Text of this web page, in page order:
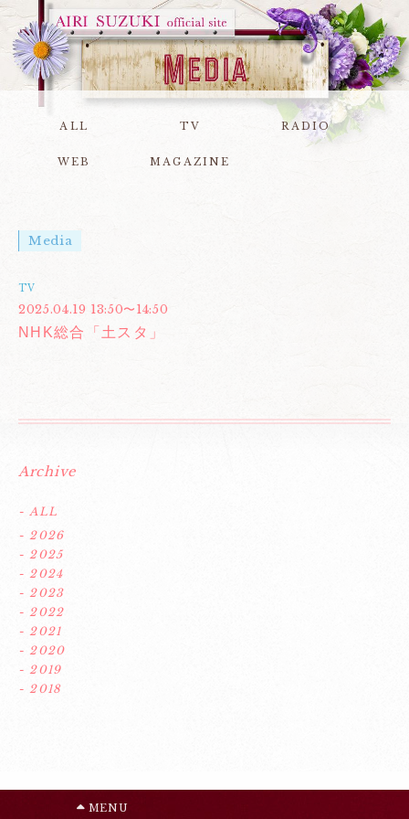
ALL TV RADIO
WEB MAGAZINE
Media
TV
2025.04.19 13:50〜14:50
NHK総合「土スタ」
Archive
- ALL
- 2026
- 2025
- 2024
- 2023
- 2022
- 2021
- 2020
- 2019
- 2018
MENU